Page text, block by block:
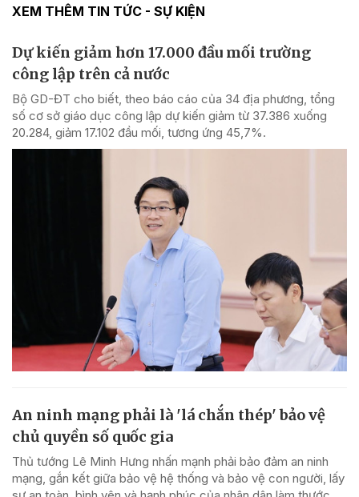
XEM THÊM TIN TỨC - SỰ KIỆN
Dự kiến giảm hơn 17.000 đầu mối trường
công lập trên cả nước
Bộ GD-ĐT cho biết, theo báo cáo của 34 địa phương, tổng
số cơ sở giáo dục công lập dự kiến giảm từ 37.386 xuống
20.284, giảm 17.102 đầu mối, tương ứng 45,7%.
An ninh mạng phải là 'lá chắn thép' bảo vệ
chủ quyền số quốc gia
Thủ tướng Lê Minh Hưng nhấn mạnh phải bảo đảm an ninh
mạng, gắn kết giữa bảo vệ hệ thống và bảo vệ con người, lấy